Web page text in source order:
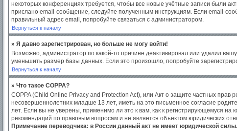
некоторых конференциях требуется, чтобы все новые учётные записи были
прислано email-сообщение, следуйте полученным инструкциям. Если email-
правильный адрес email, попробуйте связаться с администратором.
Вернуться к началу
» Я давно зарегистрирован, но больше не могу войти!
Возможно, администратор по какой-то причине деактивировал или удалил
уменьшить размер базы данных. Если это произошло, попробуйте
Вернуться к началу
» Что такое COPPA?
COPPA (Child Online Privacy and Protection Act), или Акт о защите частных
несовершеннолетних младше 13 лет, иметь на это письменное согласие
лет. Если вы не уверены, применимо ли это к вам, как к регистрирующемуся
рекомендаций по правовым вопросам и не является объектом юридических
Примечание переводчика: в России данный акт не имеет юридической силы.